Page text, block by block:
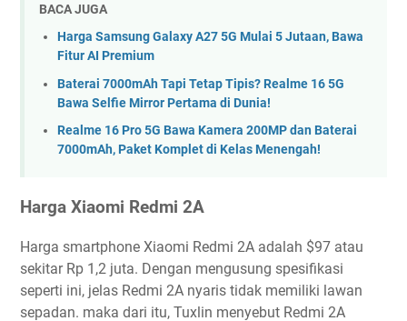
BACA JUGA
Harga Samsung Galaxy A27 5G Mulai 5 Jutaan, Bawa
Fitur AI Premium
Baterai 7000mAh Tapi Tetap Tipis? Realme 16 5G
Bawa Selfie Mirror Pertama di Dunia!
Realme 16 Pro 5G Bawa Kamera 200MP dan Baterai
7000mAh, Paket Komplet di Kelas Menengah!
Harga Xiaomi Redmi 2A
Harga smartphone Xiaomi Redmi 2A adalah $97 atau
sekitar Rp 1,2 juta. Dengan mengusung spesifikasi
seperti ini, jelas Redmi 2A nyaris tidak memiliki lawan
sepadan. maka dari itu, Tuxlin menyebut Redmi 2A